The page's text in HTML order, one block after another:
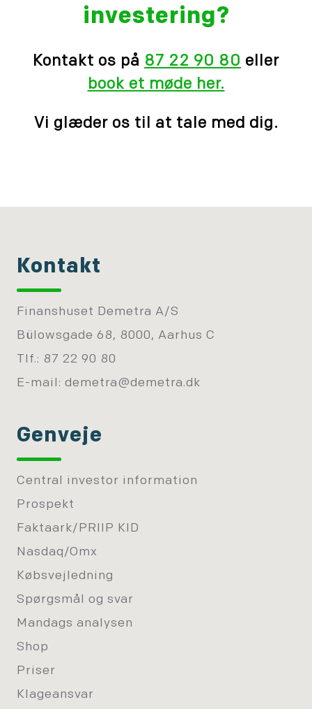
investering?
Kontakt os på 87 22 90 80 eller
book et møde her.
Vi glæder os til at tale med dig.
Kontakt
Finanshuset Demetra A/S
Bülowsgade 68, 8000, Aarhus C
Tlf.: 87 22 90 80
E-mail: demetra@demetra.dk
Genveje
Central investor information
Prospekt
Faktaark/PRIIP KID
Nasdaq/Omx
Købsvejledning
Spørgsmål og svar
Mandags analysen
Shop
Priser
Klageansvar